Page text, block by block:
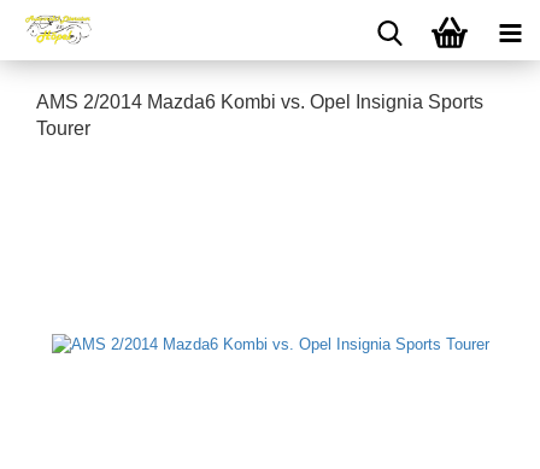
AMS 2/2014 Mazda6 Kombi vs. Opel Insignia Sports
Tourer